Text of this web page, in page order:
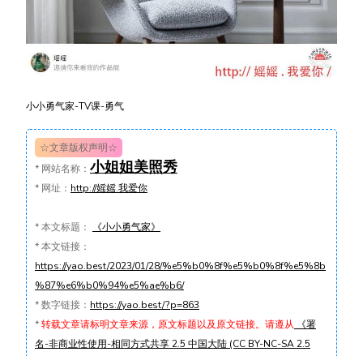
小小勇气家-TV课-勇气
☆文章版权声明☆
* 网站名称： 小姐姐美照秀
* 网址： http://媱媱.我爱你
*本文标题：
《小小勇气家》
*本文链接：
https://yao.best/2023/01/28/%e5%b0%8f%e5%b0%8f%e5%8b
%87%e6%b0%94%e5%ae%b6/
*数字链接： https://yao.best/?p=863
*转载文章请标明文章来源，原文标题以及原文链接。请遵从 《署
名-非商业性使用-相同方式共享 2.5 中国大陆 (CC BY-NC-SA 2.5